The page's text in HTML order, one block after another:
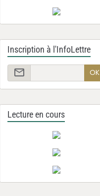
Inscription à l'InfoLettre
OK
Lecture en cours